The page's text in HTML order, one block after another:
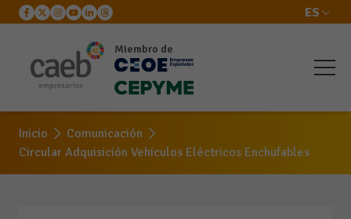
ES
Miembro de
Inicio
Comunicación
Circular Adquisición Vehículos Eléctricos Enchufables